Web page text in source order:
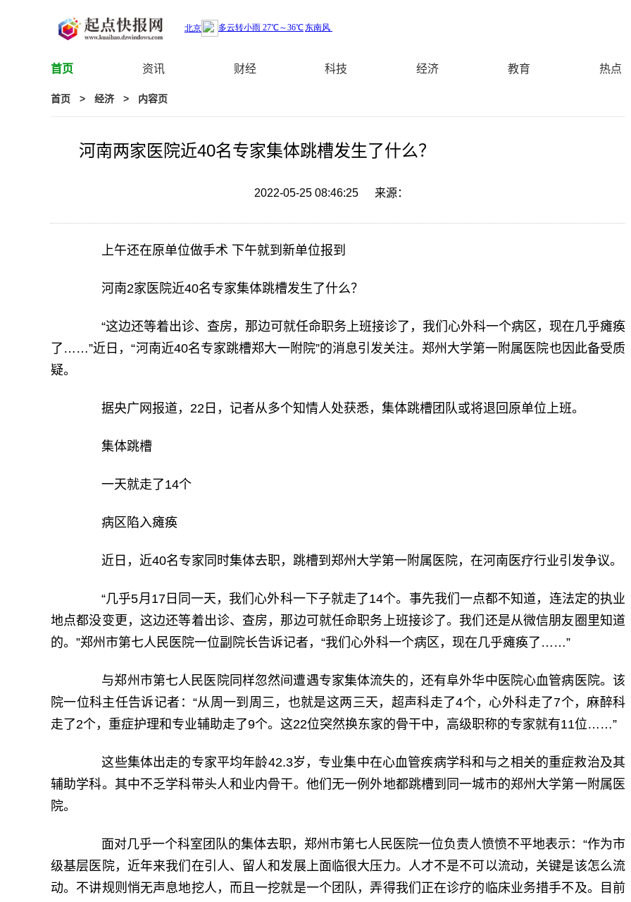
首页 资讯 财经 科技 经济 教育 热点
首页 > 经济 > 内容页
河南两家医院近40名专家集体跳槽发生了什么？
2022-05-25 08:46:25 来源：
上午还在原单位做手术 下午就到新单位报到
河南2家医院近40名专家集体跳槽发生了什么？
“这边还等着出诊、查房，那边可就任命职务上班接诊了，我们心外科一个病区，现在几乎瘫痪
了……”近日，“河南近40名专家跳槽郑大一附院”的消息引发关注。郑州大学第一附属医院也因此备受质
疑。
据央广网报道，22日，记者从多个知情人处获悉，集体跳槽团队或将退回原单位上班。
集体跳槽
一天就走了14个
病区陷入瘫痪
近日，近40名专家同时集体去职，跳槽到郑州大学第一附属医院，在河南医疗行业引发争议。
“几乎5月17日同一天，我们心外科一下子就走了14个。事先我们一点都不知道，连法定的执业
地点都没变更，这边还等着出诊、查房，那边可就任命职务上班接诊了。我们还是从微信朋友圈里知道
的。”郑州市第七人民医院一位副院长告诉记者，“我们心外科一个病区，现在几乎瘫痪了……”
与郑州市第七人民医院同样忽然间遭遇专家集体流失的，还有阜外华中医院心血管病医院。该
院一位科主任告诉记者：“从周一到周三，也就是这两三天，超声科走了4个，心外科走了7个，麻醉科
走了2个，重症护理和专业辅助走了9个。这22位突然换东家的骨干中，高级职称的专家就有11位……”
这些集体出走的专家平均年龄42.3岁，专业集中在心血管疾病学科和与之相关的重症救治及其
辅助学科。其中不乏学科带头人和业内骨干。他们无一例外地都跳槽到同一城市的郑州大学第一附属医
院。
面对几乎一个科室团队的集体去职，郑州市第七人民医院一位负责人愤愤不平地表示：“作为市
级基层医院，近年来我们在引人、留人和发展上面临很大压力。人才不是不可以流动，关键是该怎么流
动。不讲规则悄无声息地挖人，而且一挖就是一个团队，弄得我们正在诊疗的临床业务措手不及。目前